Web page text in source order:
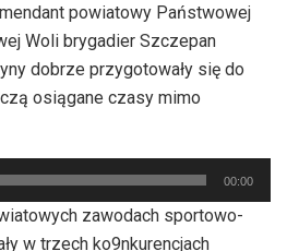
powiatowy Państwowej
Woli brygadier Szczepan
dobrze przygotowały się do
osiągane czasy mimo
00:00
zawodach sportowo-
w trzech ko9nkurencjach